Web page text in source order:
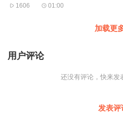
1606 01:00
加载更
用户评论
还没有评论，快来发
发表评